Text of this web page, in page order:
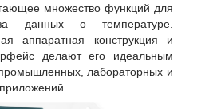
множество функций для
данных о температуре.
аппаратная конструкция и
делают его идеальным
лабораторных и